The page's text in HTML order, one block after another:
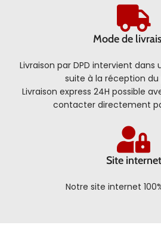
Mode de
Livraison par DPD intervient dans
suite à la réception
Livraison express 24H possible
contacter directement
Site internet
Notre site internet